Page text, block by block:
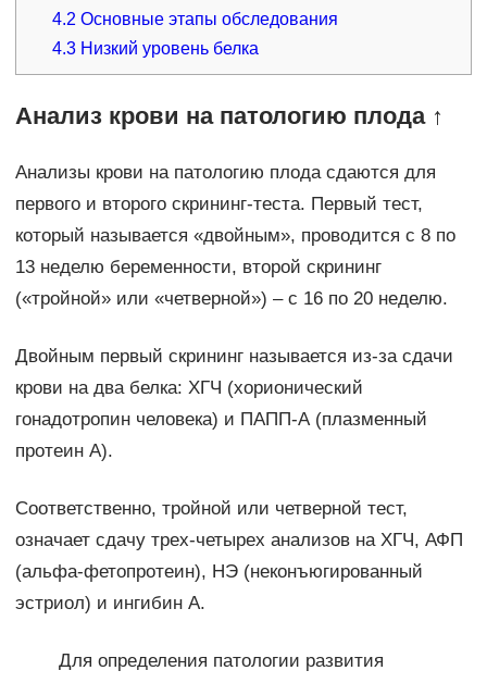
4.2 Основные этапы обследования
4.3 Низкий уровень белка
Анализ крови на патологию плода ↑
Анализы крови на патологию плода сдаются для
первого и второго скрининг-теста. Первый тест,
который называется «двойным», проводится с 8 по
13 неделю беременности, второй скрининг
(«тройной» или «четверной») – с 16 по 20 неделю.
Двойным первый скрининг называется из-за сдачи
крови на два белка: ХГЧ (хорионический
гонадотропин человека) и ПАПП-А (плазменный
протеин А).
Соответственно, тройной или четверной тест,
означает сдачу трех-четырех анализов на ХГЧ, АФП
(альфа-фетопротеин), НЭ (неконъюгированный
эстриол) и ингибин А.
Для определения патологии развития